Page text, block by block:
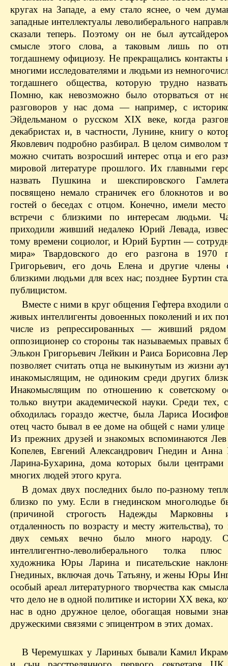
кругах на Западе, а ему стало яснее, о чем
западные интеллектуалы леволиберального
сказали теперь. Поэтому он не был
смысле этого слова, а таковым лишь по
тогдашнему официозу. Не прекращались контакты
многими исследователями и людьми из
тогдашнего общества, которую трудно
Помню, как невозможно было оторваться от
разговоров у нас дома — например, с
Эйдельманом о русском XIX веке, когда
декабристах и, в частности, Лунине, книгу о
Яковлевич подробно разбирал. В целом символом
можно считать возросший интерес отца и его
мировой литературе прошлого. Их главными
назвать Пушкина и шекспировского
посвящено немало страничек его блокнотов и
гостей о беседах с отцом. Конечно, имели место
встречи с близкими по интересам людьми.
приходили живший недалеко Юрий Левада,
тому времени социолог, и Юрий Буртин —
мира» Твардовского до его разгона в 1970
Григорьевич, его дочь Елена и другие члены
близкими людьми для всех нас; позднее Буртин
публицистом.
Вместе с ними в круг общения Гефтера входили
живых интеллигенты довоенных поколений и их
числе из репрессированных — живший рядом
оппозиционер со стороны так называемых правых
Элькон Григорьевич Лейкин и Раиса Борисовна
позволяет считать отца не выкинутым из жизни
инакомыслящим, не одиноким среди других
Инакомыслящим по отношению к советскому
только внутри академической науки. Среди тех,
обходилась гораздо жестче, была Лариса
отец часто бывал в ее доме на общей с нами улице
Из прежних друзей и знакомых вспоминаются Лев
Копелев, Евгений Александрович Гнедин и Анна
Ларина-Бухарина, дома которых были центрами
многих людей этого круга.
В домах двух последних было по-разному
близко по уму. Если в гнединском многолюдье
(причиной строгость Надежды Марковны
отдаленность по возрасту и месту жительства), то
двух семьях вечно было много народу.
интеллигентно-леволиберального толка
художника Юры Ларина и писательские
Гнединых, включая дочь Татьяну, и жены Юры
особый ареал литературного творчества как
что дело не в одной политике и истории ХХ века,
нас в одно дружное целое, обогащая новыми
дружескими связями с эпицентром в этих домах.
В Черемушках у Лариных бывали Камил